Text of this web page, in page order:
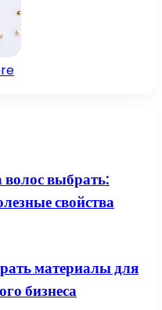
волос выбрать:
свойства
материалы для
бизнеса